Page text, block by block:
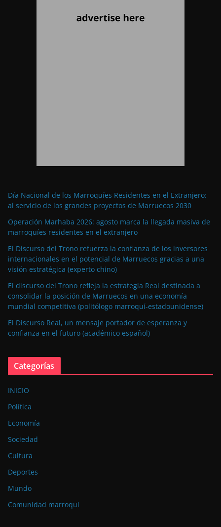
Día Nacional de los Marroquíes Residentes en el Extranjero:
al servicio de los grandes proyectos de Marruecos 2030
Operación Marhaba 2026: agosto marca la llegada masiva de
marroquíes residentes en el extranjero
El Discurso del Trono refuerza la confianza de los inversores
internacionales en el potencial de Marruecos gracias a una
visión estratégica (experto chino)
El discurso del Trono refleja la estrategia Real destinada a
consolidar la posición de Marruecos en una economía
mundial competitiva (politólogo marroquí-estadounidense)
El Discurso Real, un mensaje portador de esperanza y
confianza en el futuro (académico español)
Categorías
INICIO
Política
Economía
Sociedad
Cultura
Deportes
Mundo
Comunidad marroquí